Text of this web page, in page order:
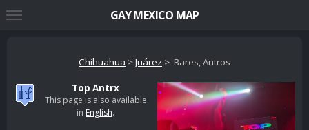
Chihuahua >Juárez > Bares, Antros
Top Antrx
This page is also available
in English.
GAY MEXICO MAP